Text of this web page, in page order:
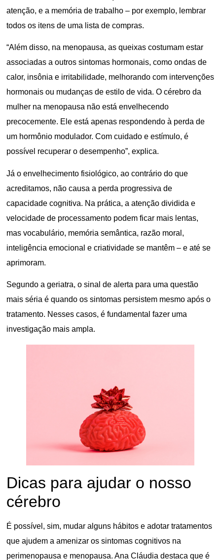
atenção, e a memória de trabalho – por exemplo, lembrar
todos os itens de uma lista de compras.
“Além disso, na menopausa, as queixas costumam estar
associadas a outros sintomas hormonais, como ondas de
calor, insônia e irritabilidade, melhorando com intervenções
hormonais ou mudanças de estilo de vida. O cérebro da
mulher na menopausa não está envelhecendo
precocemente. Ele está apenas respondendo à perda de
um hormônio modulador. Com cuidado e estímulo, é
possível recuperar o desempenho”, explica.
Já o envelhecimento fisiológico, ao contrário do que
acreditamos, não causa a perda progressiva de
capacidade cognitiva. Na prática, a atenção dividida e
velocidade de processamento podem ficar mais lentas,
mas vocabulário, memória semântica, razão moral,
inteligência emocional e criatividade se mantêm – e até se
aprimoram.
Segundo a geriatra, o sinal de alerta para uma questão
mais séria é quando os sintomas persistem mesmo após o
tratamento. Nesses casos, é fundamental fazer uma
investigação mais ampla.
Dicas para ajudar o nosso
cérebro
É possível, sim, mudar alguns hábitos e adotar tratamentos
que ajudem a amenizar os sintomas cognitivos na
perimenopausa e menopausa. Ana Cláudia destaca que é